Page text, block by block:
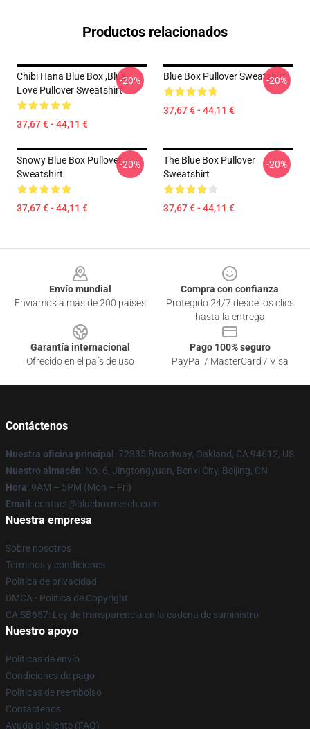
Productos relacionados
Chibi Hana Blue Box ,blue
Love Pullover Sweatshirt
37,67 € - 44,11 €
-20% Blue Box Pullover Sweatshirt
37,67 € - 44,11 €
-20%
Snowy Blue Box Pullover
Sweatshirt
37,67 € - 44,11 €
-20%
The Blue Box Pullover
Sweatshirt
37,67 € - 44,11 €
-20%
Envío mundial
Enviamos a más de 200 países
Compra con confianza
Protegido 24/7 desde los clics
hasta la entrega
Garantía internacional
Ofrecido en el país de uso
Pago 100% seguro
PayPal / MasterCard / Visa
Contáctenos
Nuestra oficina principal : 72335 Broadway, Oakland, CA 94612, US
Nuestro almacén: No. 6, Jingtongyuan, Benxi City, Beijing, CN
Hora: 9AM – 5PM (Mon – Fri)
Email : contact@blueboxmerch.com
Nuestra empresa
Sobre nosotros
Términos y condiciones
Política de privacidad
DMCA - Política de Copyright
CA SB657: Ley de transparencia en la cadena de suministro
Nuestro apoyo
Políticas de envío
Condiciones de pago
Políticas de reembolso
Contáctenos
Ayuda al cliente (FAQ)